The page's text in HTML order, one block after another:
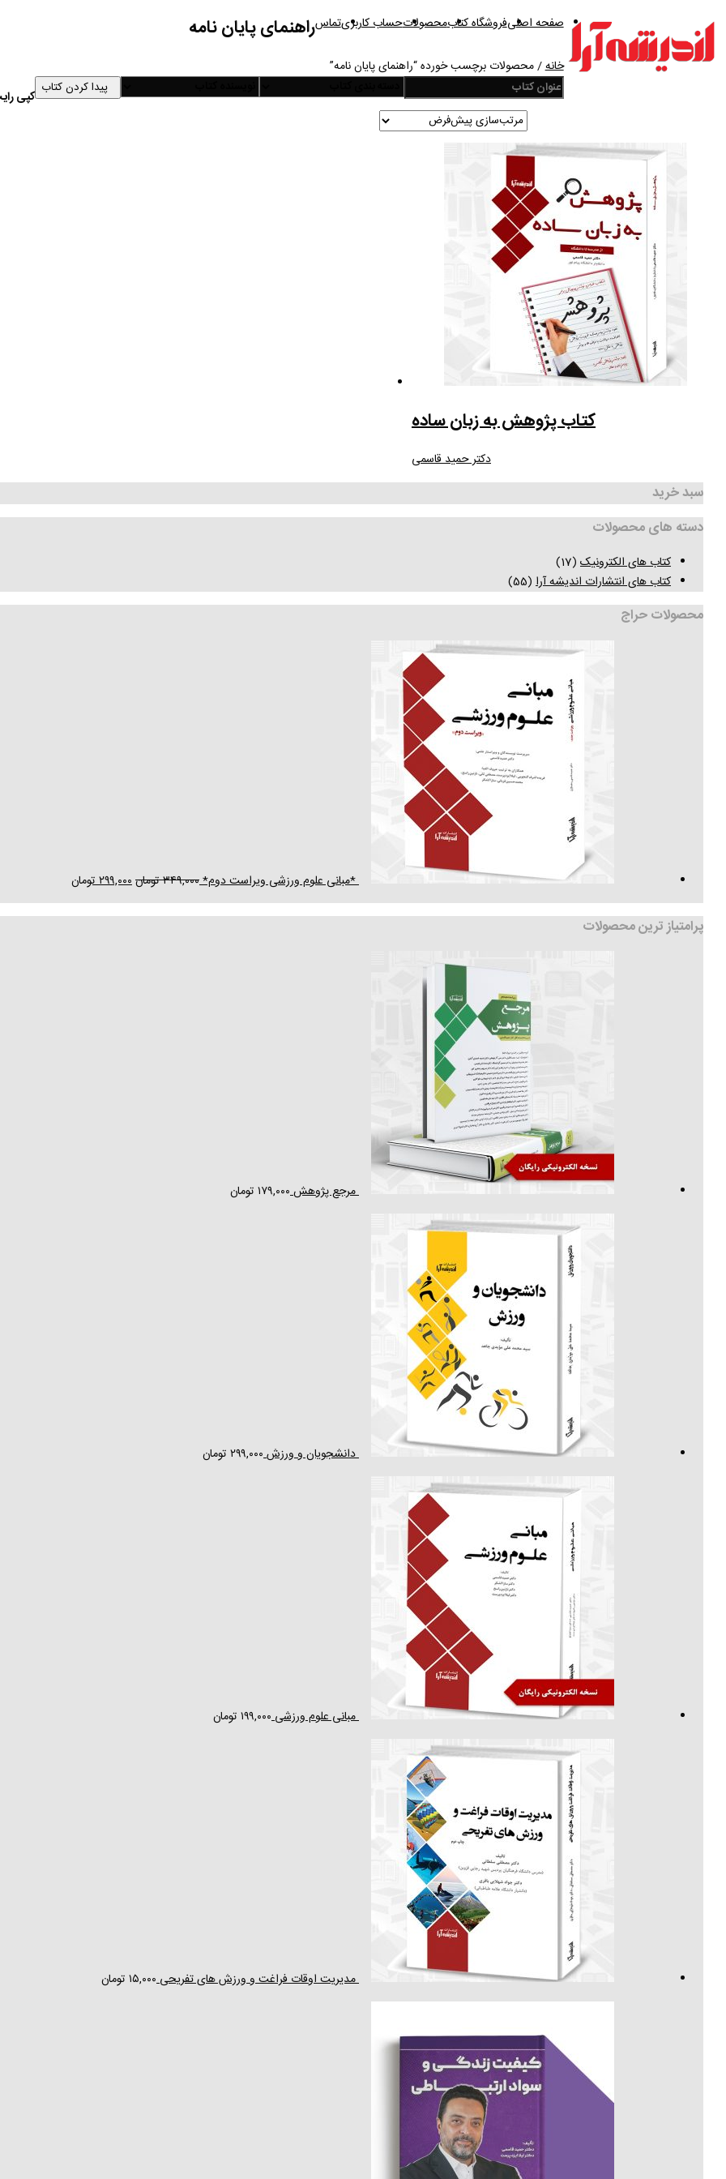
صفحه اصلیفروشگاه کتابمحصولاتحساب کاربریتماسراهنمای پایان نامه
خانه/ محصولات برچسب خورده “راهنمای پایان نامه”
پیدا کردن کتاب
کتاب پژوهش به زبان ساده
دکتر حمید قاسمی
سبد خرید
دسته های محصولات
کتاب های الکترونیک (17)
کتاب های انتشارات اندیشه آرا (55)
محصولات حراج
*مبانی علوم ورزشی ویراست دوم*۳۴۹,۰۰۰تومان۲۹۹,۰۰۰تومان
پرامتیاز ترین محصولات
مرجع پژوهش ۱۷۹,۰۰۰ تومان
دانشجویان و ورزش ۲۹۹,۰۰۰ تومان
مبانی علوم ورزشی ۱۹۹,۰۰۰ تومان
مدیریت اوقات فراغت و ورزش های تفریحی ۱۵,۰۰۰ تومان
کپی رایت